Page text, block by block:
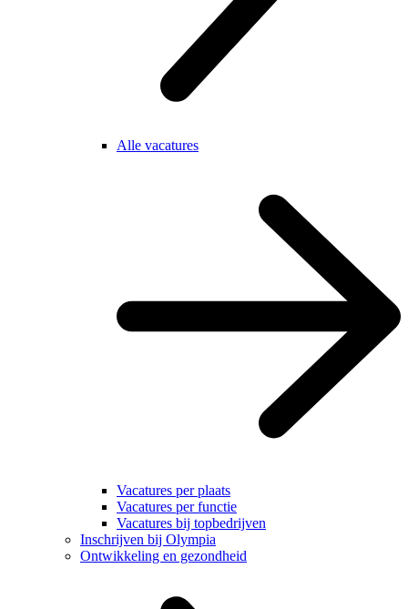
Alle vacatures
Vacatures per plaats
Vacatures per functie
Vacatures bij topbedrijven
Inschrijven bij Olympia
Ontwikkeling en gezondheid